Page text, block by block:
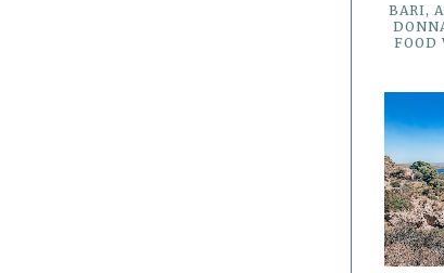
BARI,
FOOD